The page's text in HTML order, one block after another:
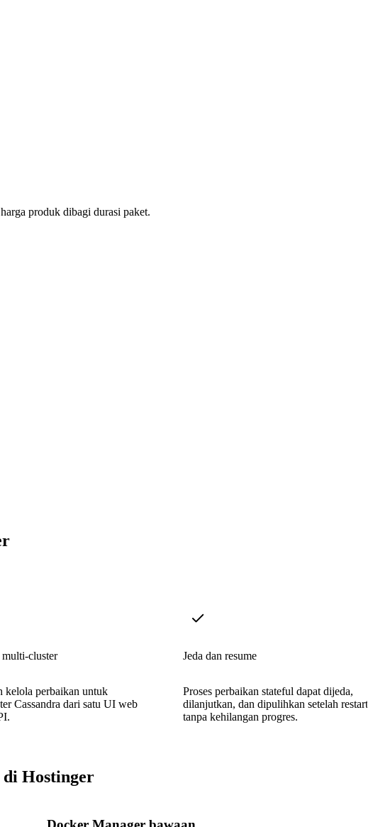
produk dibagi durasi paket.
multi-cluster
kelola perbaikan untuk
Cassandra dari satu UI web
Jeda dan resume
Proses perbaikan stateful dapat dijeda,
dilanjutkan, dan dipulihkan setelah restart
tanpa kehilangan progres.
di Hostinger